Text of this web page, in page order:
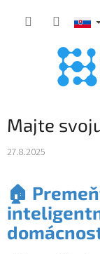
Majte
27.8.2025
🏠